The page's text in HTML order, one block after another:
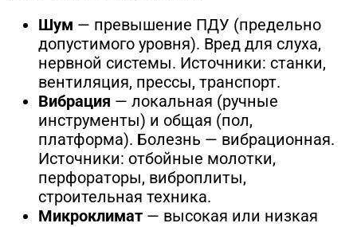
Шум — превышение ПДУ (предельно
допустимого уровня). Вред для слуха,
нервной системы. Источники: станки,
вентиляция, прессы, транспорт.
Вибрация — локальная (ручные
инструменты) и общая (пол,
платформа). Болезнь — вибрационная.
Источники: отбойные молотки,
перфораторы, виброплиты,
строительная техника.
Микроклимат — высокая или низкая